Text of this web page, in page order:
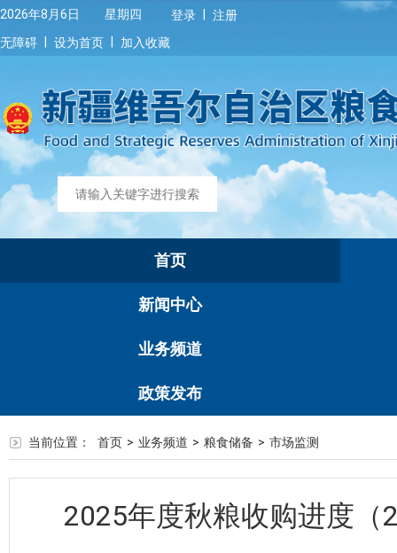
2026年8月6日 星期四 登录
注册
无障碍
设为首页 加入收藏
首页
新闻中心
业务频道
政策发布
当前位置： 首页 > 业务频道 > 粮食储备 > 市场监测
2025年度秋粮收购进度（